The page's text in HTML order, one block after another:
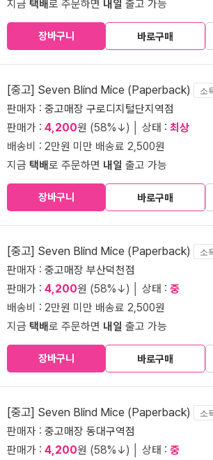
지금 택배로 주문하면 내일 출고 가능
장바구니 바로구매
[중고] Seven Blind Mice (Paperback) 소
판매자 : 중고매장 구로디지털단지역점
판매가 : 4,200원 (58%↓) │ 상태 : 최상
배송비 : 2만원 미만 배송료 2,500원
지금 택배로 주문하면 내일 출고 가능
장바구니 바로구매
[중고] Seven Blind Mice (Paperback) 소
판매자 : 중고매장 부산덕천점
판매가 : 4,200원 (58%↓) │ 상태 : 중
배송비 : 2만원 미만 배송료 2,500원
지금 택배로 주문하면 내일 출고 가능
장바구니 바로구매
[중고] Seven Blind Mice (Paperback) 소
판매자 : 중고매장 동대구역점
판매가 : 4,200원 (58%↓) │ 상태 : 중